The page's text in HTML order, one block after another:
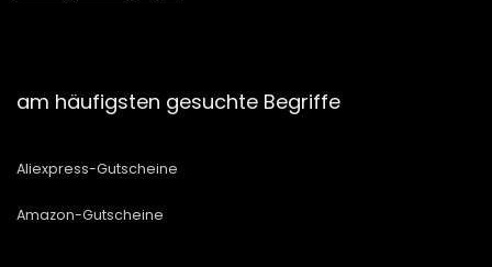
am häufigsten gesuchte Begriffe
Aliexpress-Gutscheine
Amazon-Gutscheine